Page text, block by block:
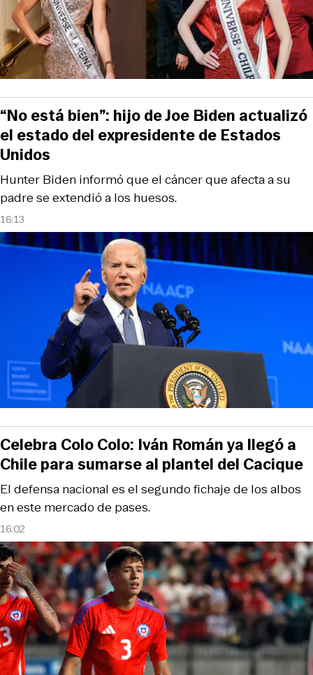
16:13
Hunter Biden informó que el cáncer que afecta a su
padre se extendió a los huesos.
“No está bien”: hijo de Joe Biden actualizó
el estado del expresidente de Estados
Unidos
16:02
El defensa nacional es el segundo fichaje de los albos
en este mercado de pases.
Celebra Colo Colo: Iván Román ya llegó a
Chile para sumarse al plantel del Cacique